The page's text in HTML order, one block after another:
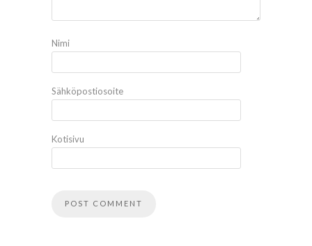
Nimi
Sähköpostiosoite
Kotisivu